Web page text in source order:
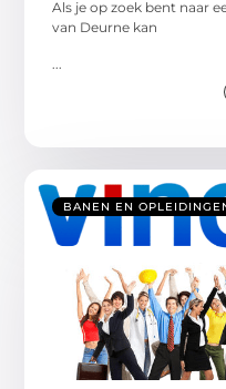
Als je op zoek bent naar
van Deurne kan
BANEN EN